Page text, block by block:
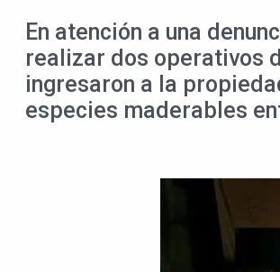
En atención a una
realizar dos operativos
ingresaron a la
especies maderables